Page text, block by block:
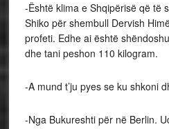
-Është klima e Shqipërisë që të
Shiko për shembull Dervish
profeti. Edhe ai është
dhe tani peshon 110 kilogram.
-A mund t’ju pyes se ku shkoni
-Nga Bukureshti për në Berlin.